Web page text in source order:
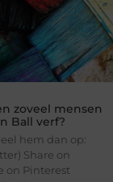
zoveel mensen
Ball verf?
hem dan op:
Share on
on Pinterest